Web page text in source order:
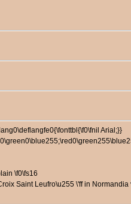
Arial;}}
\f0\fs16
Saint Leufro\u255 \'ff in